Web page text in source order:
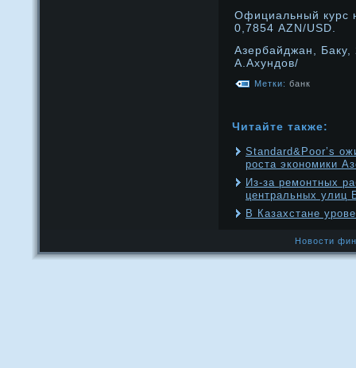
Официальный курс
0,7854 AZN/USD.
Азербайджан, Баку,
А.Ахундοв/
Метки: банк
Читайте также:
Standard&Poor’s
роста экономики
Из-за ремонтных
центральных улиц
В Казахстане
Новости